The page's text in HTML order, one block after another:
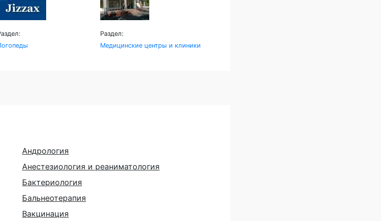
Раздел:
Медицинские центры и клиники
Андрология
Анестезиология и реаниматология
Бактериология
Бальнеотерапия
Вакцинация